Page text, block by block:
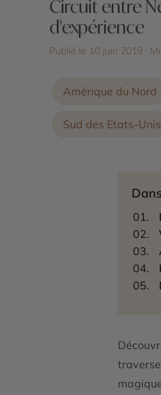
Circuit entre
d'expérience
Publié le 10 juin 2019 ·
Amérique du Nord
Sud des Etats-Unis